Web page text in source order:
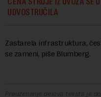
UDVOSTRUČILA
Zastarela infrastruktura,
se zameni, piše Blumberg.
Preuzimanje delova teksta je